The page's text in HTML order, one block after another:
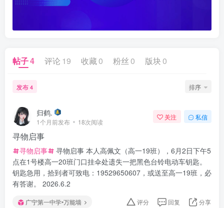
帖子4 评论 19 收藏 0 粉丝 0 版块 0
发布 4 排序
归鹤.
1个月前发布 18次阅读
关注 私信
寻物启事
寻物启事
寻物启事 本人高佩文（高一19班），6月2日下午5
点在1号楼高一20班门口挂伞处遗失一把黑色台铃电动车钥匙。
钥匙急用，拾到者可致电：19529650607，或送至高一19班，必
有答谢。 2026.6.2
广宁第一中学•万能墙 评分 回复 分享